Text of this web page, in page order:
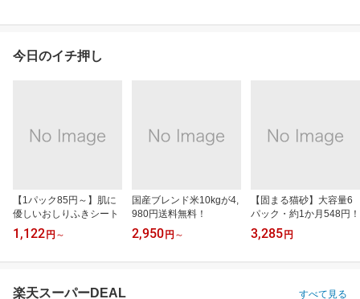
今日のイチ押し
【1パック85円～】肌に
優しいおしりふきシート
1,122 円 ～
国産ブレンド米10kgが4,
980円送料無料！
2,950 円 ～
【固まる猫砂】大容量6
パック・約1か月548円！
3,285 円
楽天スーパーDEAL すべて見る